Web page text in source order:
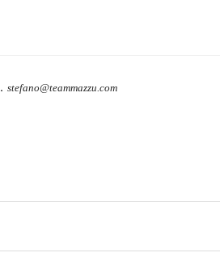
stefano@teammazzu.com